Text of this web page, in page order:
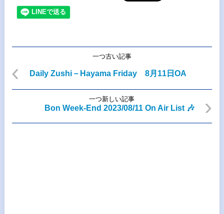
一つ古い記事
Daily Zushi－Hayama Friday 8月11日OA
一つ新しい記事
Bon Week-End 2023/08/11 On Air List 🎶